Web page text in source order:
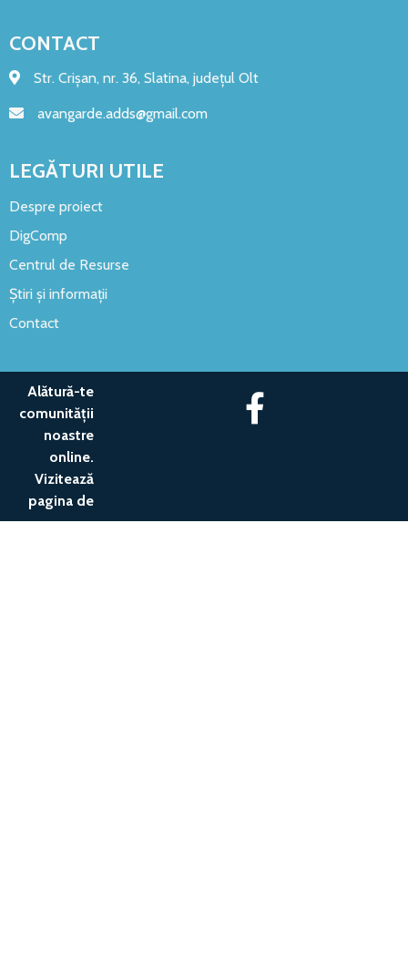
CONTACT
Str. Crișan, nr. 36, Slatina, județul Olt
avangarde.adds@gmail.com
LEGĂTURI UTILE
Despre proiect
DigComp
Centrul de Resurse
Știri și informații
Contact
Alătură-te
comunității
noastre
online.
Vizitează
pagina de